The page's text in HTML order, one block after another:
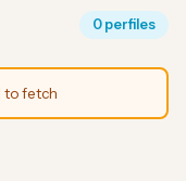
0 perfiles
to fetch